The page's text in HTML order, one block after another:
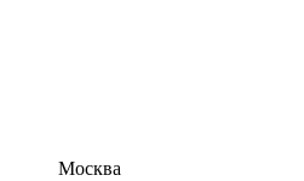
Москва